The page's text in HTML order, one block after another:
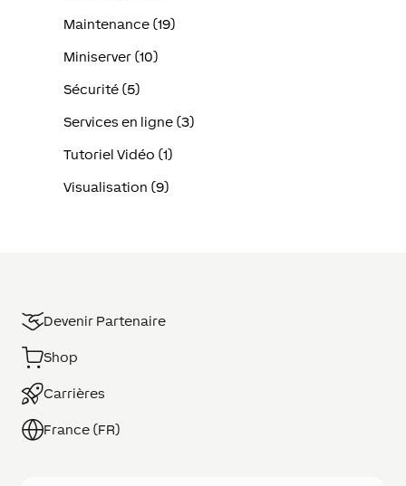
Maintenance (19)
Miniserver (10)
Sécurité (5)
Services en ligne (3)
Tutoriel Vidéo (1)
Visualisation (9)
Devenir Partenaire
Shop
Carrières
France (FR)